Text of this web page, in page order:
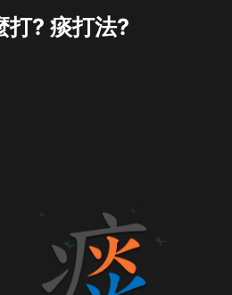
打? 痰打法?